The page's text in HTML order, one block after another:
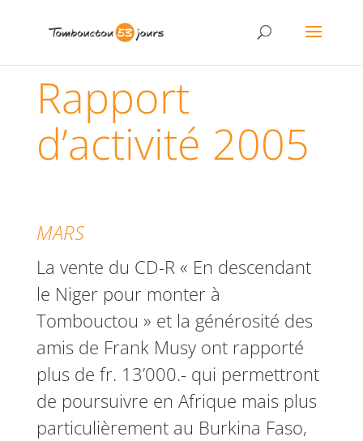
Rapport
d’activité 2005
MARS
La vente du CD-R « En descendant
le Niger pour monter à
Tombouctou » et la générosité des
amis de Frank Musy ont rapporté
plus de fr. 13’000.- qui permettront
de poursuivre en Afrique mais plus
particulièrement au Burkina Faso,